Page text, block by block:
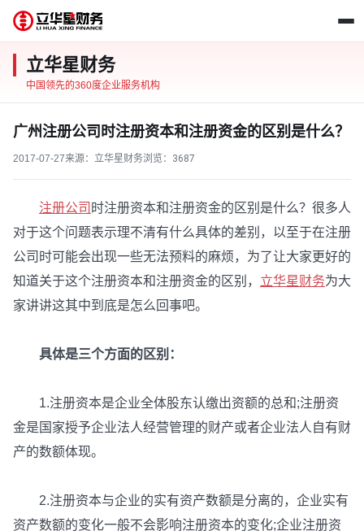
立华星财务
中国领先的360度企业服务机构
广州注册公司时注册资本和注册资金的区别是什么？
2017-07-27来源：立华星财务浏览： 3687
注册公司 时注册资本和注册资金的区别是什么？很多人
对于这个问题表示理不清有什么具体的差别，以至于在注册
公司时可能会出现一些无法预料的麻烦，为了让大家更好的
知道关于这个注册资本和注册资金的区别， 立华星财务为大
家讲讲这其中到底是怎么回事吧。
具体是三个方面的区别：
1.注册资本是企业全体股东认缴出资额的总和;注册资
金是国家授予企业法人经营管理的财产或者企业法人自有财
产的数额体现。
2.注册资本与企业的实有资产数额是分离的，企业实有
资产数额的变化一般不会影响注册资本的变化;企业注册资